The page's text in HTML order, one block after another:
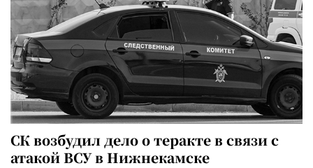
СК возбудил дело о теракте в связи с
атакой ВСУ в Нижнекамске